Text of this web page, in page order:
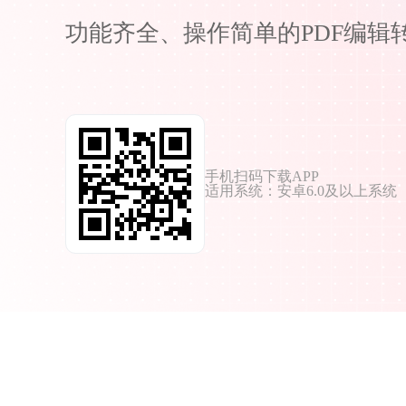
功能齐全、操作简单的PDF编辑
手机扫码下载APP
适用系统：安卓6.0及以上系统